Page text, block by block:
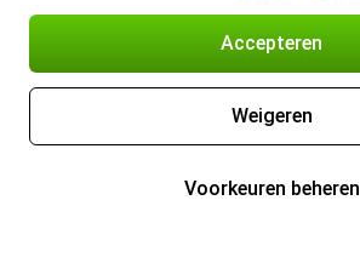
Accepteren
Weigeren
Voorkeuren beheren